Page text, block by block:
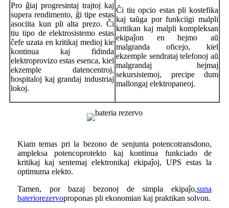
Pro ĝiaj progresintaj trajtoj kaj
supera rendimento, ĝi tipe estas
asociita kun pli alta prezo. Ĉi
tiu tipo de elektrosistemo estas
ĉefe uzata en kritikaj medioj kie
kontinua kaj fidinda
elektroprovizo estas esenca, kiel
ekzemple datencentroj,
hospitaloj kaj grandaj industriaj
lokoj.
Ĉi tiu opcio estas pli kostefika
kaj taŭga por funkciigi malpli
kritikan kaj malpli kompleksan
ekipaĵon en hejmo aŭ
malgranda oficejo, kiel
ekzemple sendrataj telefonoj aŭ
malgrandaj hejmaj
sekursistemoj, precipe dum
mallongaj elektropaneoj.
Kiam temas pri la bezono de senjunta potencotransdono,
ampleksa potencoprotekto kaj kontinua funkciado de
kritikaj kaj sentemaj elektronikaj ekipaĵoj, UPS estas la
optimuma elekto.
Tamen, por bazaj bezonoj de simpla ekipaĵo,suna
bateriorezervoproponas pli ekonomian kaj praktikan solvon.